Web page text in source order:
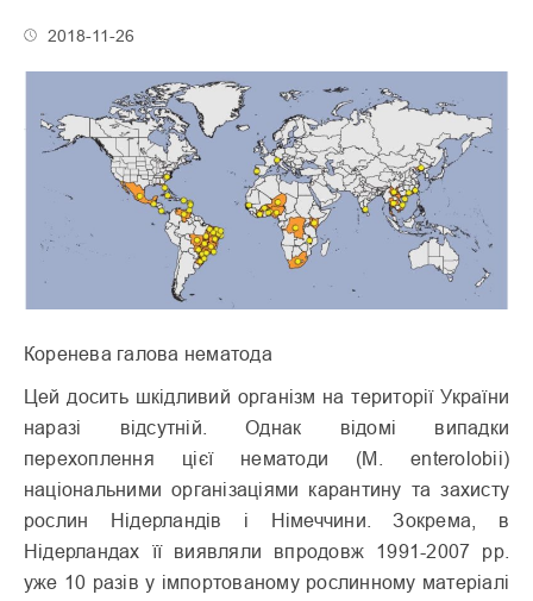
2018-11-26
Коренева галова нематода
Цей досить шкідливий організм на території України
наразі відсутній. Однак відомі випадки
перехоплення цієї нематоди (М. еnterolobii)
національними організаціями карантину та захисту
рослин Нідерландів і Німеччини. Зокрема, в
Нідерландах її виявляли впродовж 1991-2007 рр.
уже 10 разів у імпортованому рослинному матеріалі